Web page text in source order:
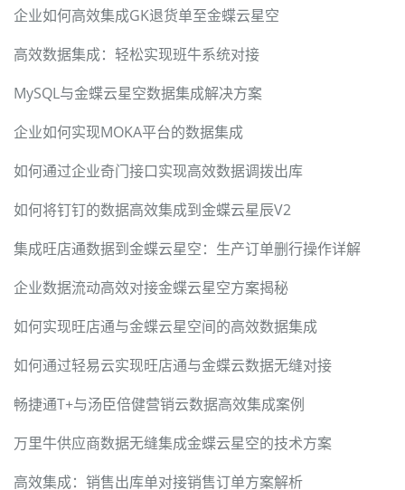
企业如何高效集成GK退货单至金蝶云星空
高效数据集成：轻松实现班牛系统对接
MySQL与金蝶云星空数据集成解决方案
企业如何实现MOKA平台的数据集成
如何通过企业奇门接口实现高效数据调拨出库
如何将钉钉的数据高效集成到金蝶云星辰V2
集成旺店通数据到金蝶云星空：生产订单删行操作详解
企业数据流动高效对接金蝶云星空方案揭秘
如何实现旺店通与金蝶云星空间的高效数据集成
如何通过轻易云实现旺店通与金蝶云数据无缝对接
畅捷通T+与汤臣倍健营销云数据高效集成案例
万里牛供应商数据无缝集成金蝶云星空的技术方案
高效集成：销售出库单对接销售订单方案解析